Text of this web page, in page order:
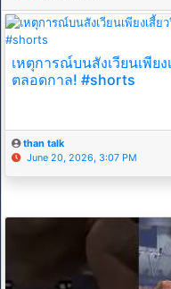
เหตุการณ์บนสังเวียนเพีย
ตลอดกาล! #shorts
than talk
June 20, 2026, 3:07 PM